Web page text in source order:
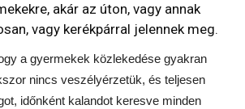
akár az úton, vagy annak
vagy kerékpárral jelennek meg.
a gyermekek közlekedése gyakran
nincs veszélyérzetük, és teljesen
időnként kalandot keresve minden